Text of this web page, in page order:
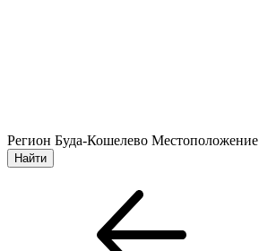
Регион Буда-Кошелево Местоположение